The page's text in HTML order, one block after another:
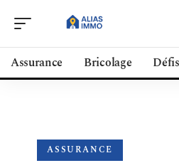
Assurance Bricolage
ASSURANCE